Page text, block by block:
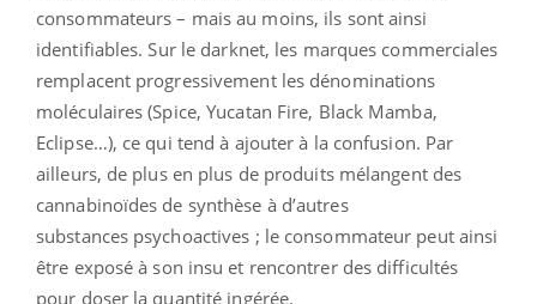
consommateurs – mais au moins, ils sont ainsi
identifiables. Sur le darknet, les marques commerciales
remplacent progressivement les dénominations
moléculaires (Spice, Yucatan Fire, Black Mamba,
Eclipse…), ce qui tend à ajouter à la confusion. Par
ailleurs, de plus en plus de produits mélangent des
cannabinoïdes de synthèse à d’autres
substances psychoactives ; le consommateur peut ainsi
être exposé à son insu et rencontrer des difficultés
pour doser la quantité ingérée.